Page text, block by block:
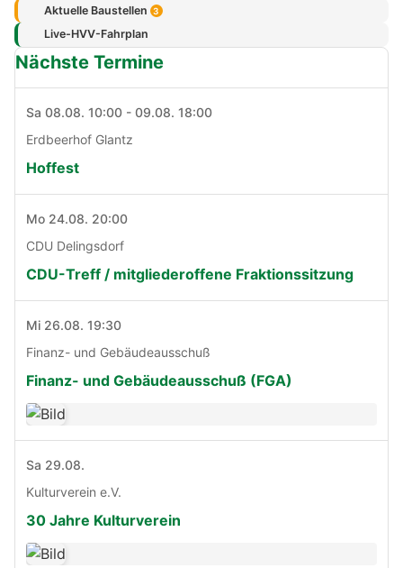
Aktuelle Baustellen 3
Live-HVV-Fahrplan
Nächste Termine
Sa 08.08. 10:00 - 09.08. 18:00
Erdbeerhof Glantz
Hoffest
Mo 24.08. 20:00
CDU Delingsdorf
CDU-Treff / mitgliederoffene Fraktionssitzung
Mi 26.08. 19:30
Finanz- und Gebäudeausschuß
Finanz- und Gebäudeausschuß (FGA)
Sa 29.08.
Kulturverein e.V.
30 Jahre Kulturverein